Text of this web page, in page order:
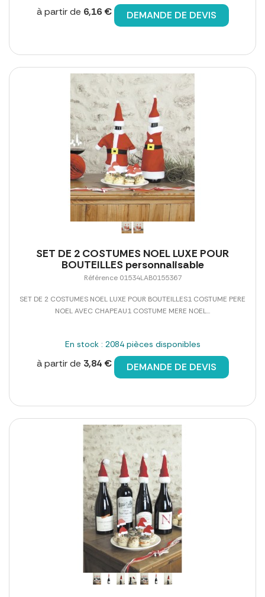
à partir de 6,16 € DEMANDE DE DEVIS
SET DE 2 COSTUMES NOEL LUXE POUR
BOUTEILLES personnalisable
Référence 01534LAB0155367
SET DE 2 COSTUMES NOEL LUXE POUR BOUTEILLES1 COSTUME PERE
NOEL AVEC CHAPEAU1 COSTUME MERE NOEL...
En stock : 2084 pièces disponibles
à partir de 3,84 € DEMANDE DE DEVIS